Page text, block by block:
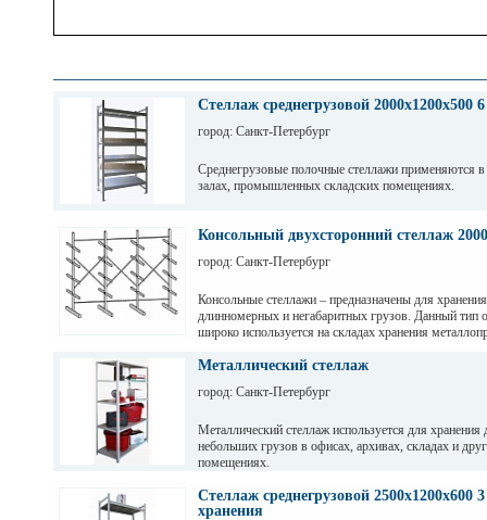
Стеллаж среднегрузовой 2000х1200х500
город: Санкт-Петербург
Среднегрузовые полочные стеллажи применяются
залах, промышленных складских помещениях.
зависимости от длины. Полочные стеллажи состоят
краской. Уровни хранения могут регулировать по
Консольный двухсторонний стеллаж
город: Санкт-Петербург
Консольные стеллажи – предназначены для хранения
длинномерных и негабаритных грузов. Данный тип
широко используется на складах хранения
Металлический стеллаж
город: Санкт-Петербург
Металлический стеллаж используется для хранения
небольших грузов в офисах, архивах, складах и
помещениях.
Стеллаж среднегрузовой 2500х1200х600
хранения